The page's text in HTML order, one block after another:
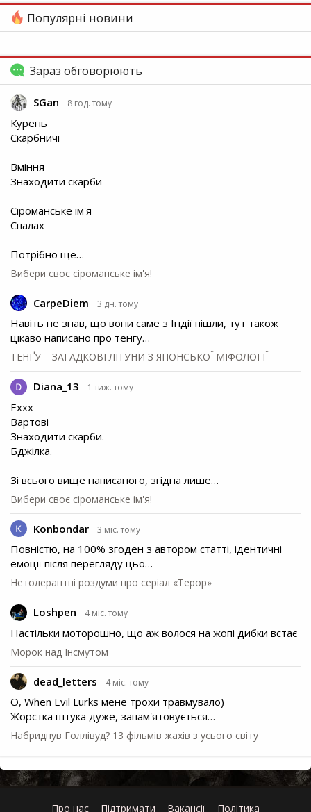
Популярні новини
Зараз обговорюють
SGan 8 год. тому
Курень
Скарбничі
Вміння
Знаходити скарби
Сіроманське ім'я
Спалах
Потрібно ще…
Вибери своє сіроманське ім'я!
CarpeDiem 3 дн. тому
Навіть не знав, що вони саме з Індії пішли, тут також
цікаво написано про тенгу…
ТЕНҐУ – ЗАГАДКОВІ ЛІТУНИ З ЯПОНСЬКОЇ МІФОЛОГІЇ
Diana_13 1 тиж. тому
Еххх
Вартові
Знаходити скарби.
Бджілка.
Зі всього вище написаного, згідна лише…
Вибери своє сіроманське ім'я!
Konbondar 3 міс. тому
Повністю, на 100% згоден з автором статті, ідентичні
емоції після перегляду цьо…
Нетолерантні роздуми про серіал «Терор»
Loshpen 4 міс. тому
Настільки моторошно, що аж волося на жопі дибки встає
Морок над Інсмутом
dead_letters 4 міс. тому
О, When Evil Lurks мене трохи травмувало)
Жорстка штука дуже, запам'ятовується…
Набриднув Голлівуд? 13 фільмів жахів з усього світу
Про нас Підтримати Вакансії Політика